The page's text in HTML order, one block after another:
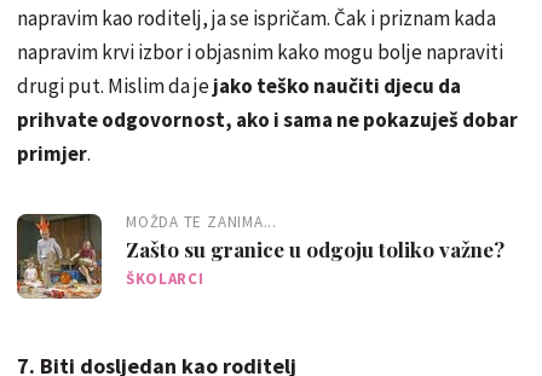
napravim kao roditelj, ja se ispričam. Čak i priznam kada
napravim krvi izbor i objasnim kako mogu bolje napraviti
drugi put. Mislim da jejako teško naučiti djecu da
prihvate odgovornost, ako i sama ne pokazuješ dobar
primjer.
MOŽDA TE ZANIMA...
Zašto su granice u odgoju toliko važne?
ŠKOLARCI
7. Biti dosljedan kao roditelj